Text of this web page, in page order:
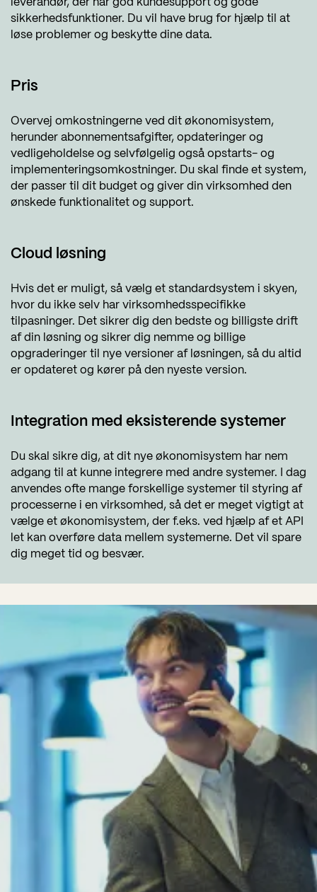
leverandør, der har god kundesupport og gode
sikkerhedsfunktioner. Du vil have brug for hjælp til at
løse problemer og beskytte dine data.
Pris
Overvej omkostningerne ved dit økonomisystem,
herunder abonnementsafgifter, opdateringer og
vedligeholdelse og selvfølgelig også opstarts- og
implementeringsomkostninger. Du skal finde et system,
der passer til dit budget og giver din virksomhed den
ønskede funktionalitet og support.
Cloud løsning
Hvis det er muligt, så vælg et standardsystem i skyen,
hvor du ikke selv har virksomhedsspecifikke
tilpasninger. Det sikrer dig den bedste og billigste drift
af din løsning og sikrer dig nemme og billige
opgraderinger til nye versioner af løsningen, så du altid
er opdateret og kører på den nyeste version.
Integration med eksisterende systemer
Du skal sikre dig, at dit nye økonomisystem har nem
adgang til at kunne integrere med andre systemer. I dag
anvendes ofte mange forskellige systemer til styring af
processerne i en virksomhed, så det er meget vigtigt at
vælge et økonomisystem, der f.eks. ved hjælp af et API
let kan overføre data mellem systemerne. Det vil spare
dig meget tid og besvær.
Hvilke økonomisystemer findes der?
Når man har overvejet ovenstående faktorer, kan man
begynde at kigge på de forskellige økonomisystemer
på markedet. Her er en oversigt over nogle af de mest
populære systemer og deres fordele og ulemper. Vi har